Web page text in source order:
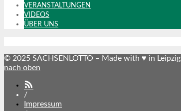
VERANSTALTUNGEN
VIDEOS
ÜBER UNS
© 2025 SACHSENLOTTO – Made with ♥ in Leipzig
nach oben
/
Impressum